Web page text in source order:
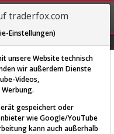
REGIS-
TRIEREN
nur für
traderfox.com
Einstellungen)
unsere Website technisch
wir außerdem Dienste
Videos,
gespeichert oder
wie Google/YouTube
kann auch außerhalb